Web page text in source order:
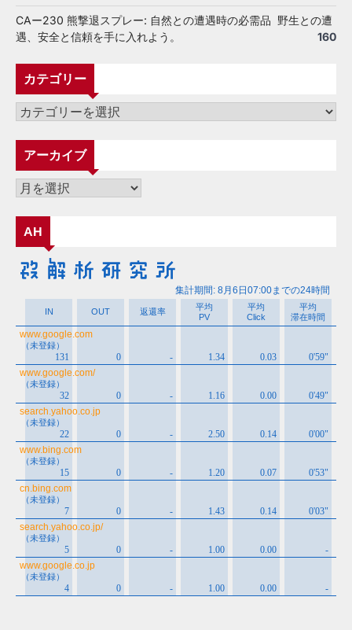
CAー230 熊撃退スプレー: 自然との遭遇時の必需品 野生との遭
遇、安全と信頼を手に入れよう。
160
カテゴリー
カ
ゴ
リ
ー
アーカイブ
ア
カ
イ
ブ
AH